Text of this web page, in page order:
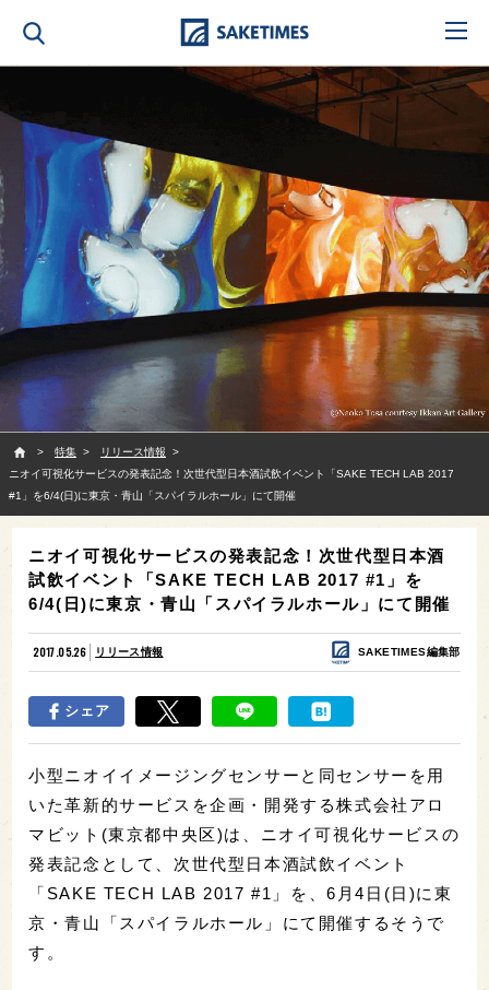
特集
リリース情報
ニオイ可視化サービスの発表記念！次世代型日本酒試飲イベント「SAKE TECH LAB 2017
#1」を6/4(日)に東京・青山「スパイラルホール」にて開催
ニオイ可視化サービスの発表記念！次世代型日本酒
試飲イベント「SAKE TECH LAB 2017 #1」を
6/4(日)に東京・青山「スパイラルホール」にて開催
2017.05.26 リリース情報 SAKETIMES編集部
シェア
小型ニオイイメージングセンサーと同センサーを用
いた革新的サービスを企画・開発する株式会社アロ
マビット(東京都中央区)は、ニオイ可視化サービスの
発表記念として、次世代型日本酒試飲イベント
「SAKE TECH LAB 2017 #1」を、6月4日(日)に東
京・青山「スパイラルホール」にて開催するそうで
す。